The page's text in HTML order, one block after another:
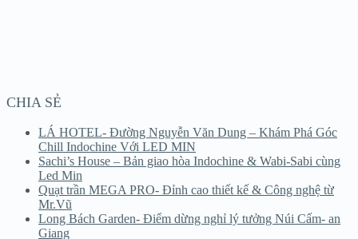
CHIA SẺ
LÁ HOTEL- Đường Nguyễn Văn Dung – Khám Phá Góc
Chill Indochine Với LED MIN
Sachi’s House – Bản giao hòa Indochine & Wabi-Sabi cùng
Led Min
Quạt trần MEGA PRO- Đỉnh cao thiết kế & Công nghệ từ
Mr.Vũ
Long Bách Garden- Điểm dừng nghỉ lý tưởng Núi Cấm- an
Giang